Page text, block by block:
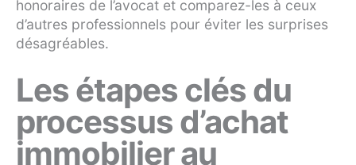
honoraires de l’avocat et comparez-les à ceux
d’autres professionnels pour éviter les surprises
désagréables.
Les étapes clés du
processus d’achat
immobilier au